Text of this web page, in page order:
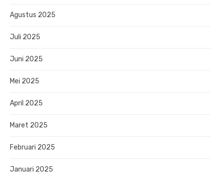
Agustus 2025
Juli 2025
Juni 2025
Mei 2025
April 2025
Maret 2025
Februari 2025
Januari 2025